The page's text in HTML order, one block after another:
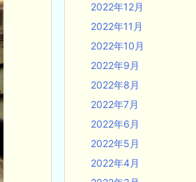
2022年12月
2022年11月
2022年10月
2022年9月
2022年8月
2022年7月
2022年6月
2022年5月
2022年4月